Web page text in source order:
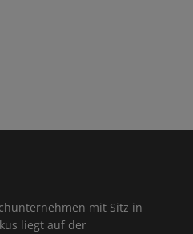
mit Sitz in
liegt auf der